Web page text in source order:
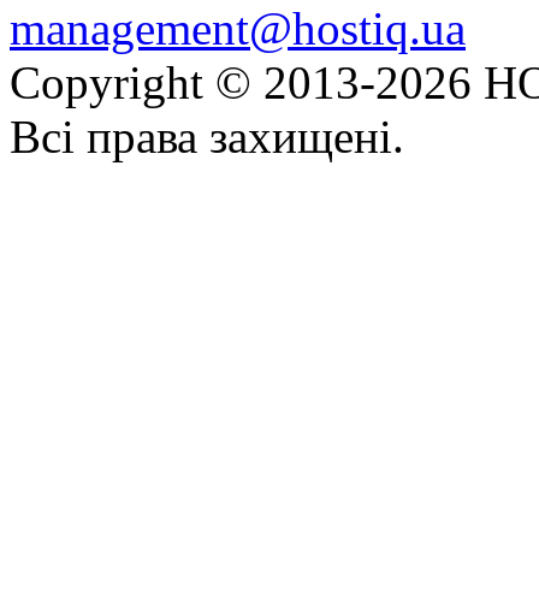
management@hostiq.ua
Copyright © 2013-2026
Всі права захищені.